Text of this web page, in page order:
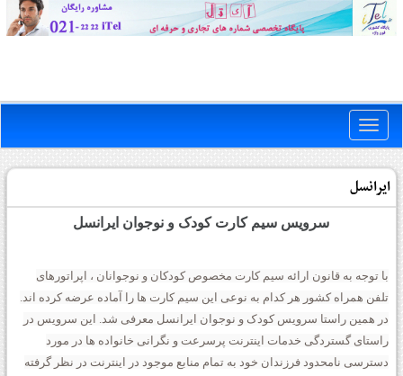
Toggle
ایرانسل
سرویس سیم کارت کودک و نوجوان ایرانسل
با توجه به قانون ارائه سیم کارت مخصوص کودکان و نوجوانان ، اپراتورهای
تلفن همراه کشور هر کدام به نوعی این سیم کارت ها را آماده عرضه کرده اند.
در همین راستا سرویس کودک و نوجوان ایرانسل معرفی شد. این سرویس در
راستای گستردگی خدمات اینترنت پرسرعت و نگرانی خانواده ها در مورد
دسترسی نامحدود فرزندان خود به تمام منابع موجود در اینترنت در نظر گرفته